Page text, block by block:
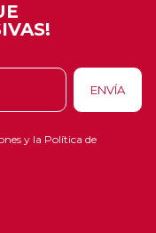
y la Política de